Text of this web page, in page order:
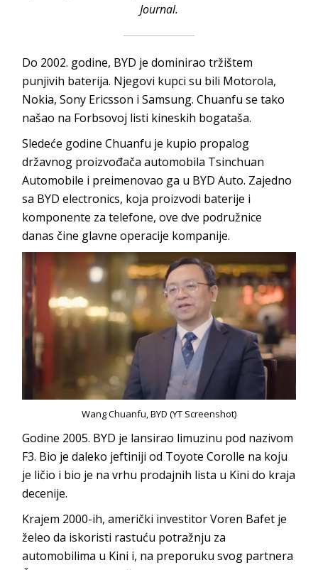
Journal.
Do 2002. godine, BYD je dominirao tržištem
punjivih baterija. Njegovi kupci su bili Motorola,
Nokia, Sony Ericsson i Samsung. Chuanfu se tako
našao na Forbsovoj listi kineskih bogataša.
Sledeće godine Chuanfu je kupio propalog
državnog proizvođača automobila Tsinchuan
Automobile i preimenovao ga u BYD Auto. Zajedno
sa BYD electronics, koja proizvodi baterije i
komponente za telefone, ove dve podružnice
danas čine glavne operacije kompanije.
Wang Chuanfu, BYD (YT Screenshot)
Godine 2005. BYD je lansirao limuzinu pod nazivom
F3. Bio je daleko jeftiniji od Toyote Corolle na koju
je ličio i bio je na vrhu prodajnih lista u Kini do kraja
decenije.
Krajem 2000-ih, američki investitor Voren Bafet je
želeo da iskoristi rastuću potražnju za
automobilima u Kini i, na preporuku svog partnera